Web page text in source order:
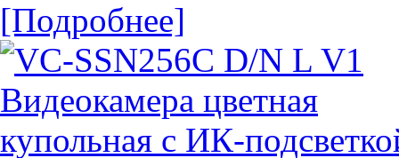
[Подробнее]